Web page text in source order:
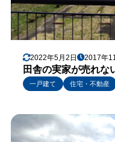
2022年5月2日 2017年
田舎の実家が売れな
一戸建て
住宅・不動産